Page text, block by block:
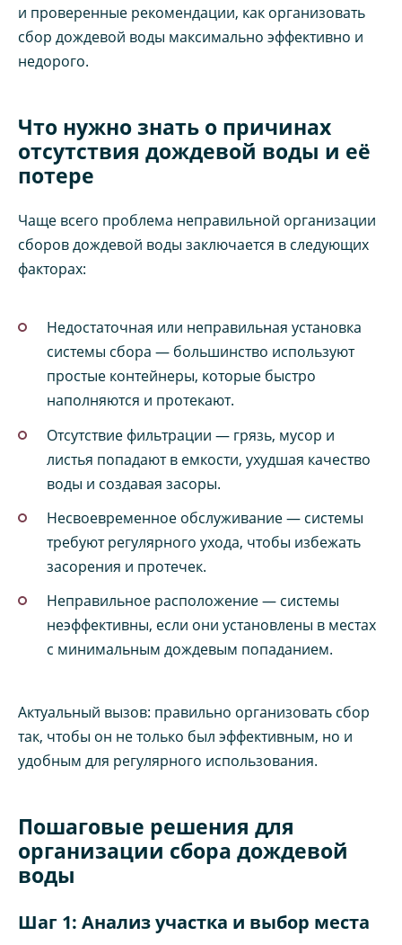
и проверенные рекомендации, как организовать
сбор дождевой воды максимально эффективно и
недорого.
Что нужно знать о причинах
отсутствия дождевой воды и её
потере
Чаще всего проблема неправильной организации
сборов дождевой воды заключается в следующих
факторах:
Недостаточная или неправильная установка
системы сбора — большинство используют
простые контейнеры, которые быстро
наполняются и протекают.
Отсутствие фильтрации — грязь, мусор и
листья попадают в емкости, ухудшая качество
воды и создавая засоры.
Несвоевременное обслуживание — системы
требуют регулярного ухода, чтобы избежать
засорения и протечек.
Неправильное расположение — системы
неэффективны, если они установлены в местах
с минимальным дождевым попаданием.
Актуальный вызов: правильно организовать сбор
так, чтобы он не только был эффективным, но и
удобным для регулярного использования.
Пошаговые решения для
организации сбора дождевой
воды
Шаг 1: Анализ участка и выбор места